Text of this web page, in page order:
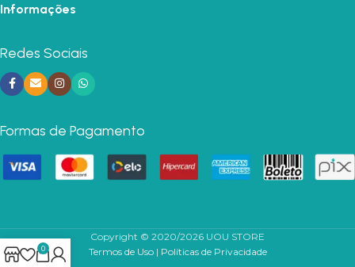
Informações
Redes Sociais
Formas de Pagamento
Copyright © 2020/2026 UOU STORE
Termos de Uso| Políticas de Privacidade
0